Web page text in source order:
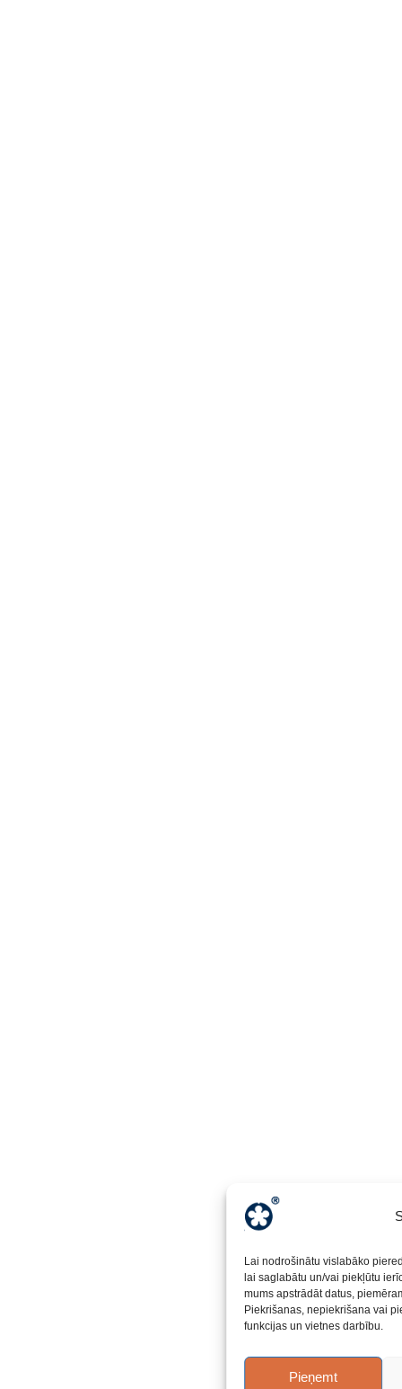
Lai nodrošinātu vislabāko
lai saglabātu un/vai piekļūtu
mums apstrādāt datus,
Piekrišanas, nepiekrišana vai
funkcijas un vietnes darbību.
Pieņemt